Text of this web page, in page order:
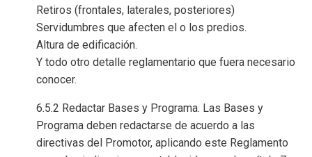
Retiros (frontales, laterales, posteriores)
Servidumbres que afecten el o los predios.
Altura de edificación.
Y todo otro detalle reglamentario que fuera necesario
conocer.
6.5.2 Redactar Bases y Programa. Las Bases y
Programa deben redactarse de acuerdo a las
directivas del Promotor, aplicando este Reglamento